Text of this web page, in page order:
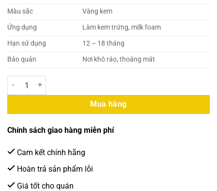
Màu sắc
Vàng kem
Ứng dụng
Làm kem trứng, milk foam
Hạn sử dụng
12 – 18 tháng
Bảo quản
Nơi khô ráo, thoáng mát
Gấu Lermao – Bột Kem Trứng 1kg (25 Gói/Thùng) số lượng
Mua hàng
Chính sách giao hàng miễn phí
Cam kết chính hãng
Hoàn trả sản phẩm lỗi
Giá tốt cho quán